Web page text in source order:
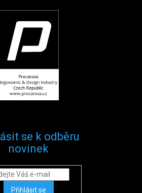
se k odběru
novinek
Přihlásit se